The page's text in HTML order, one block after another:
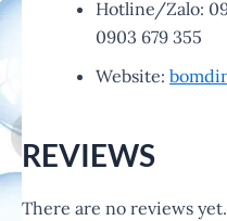
Hotline/Zalo:
0903 679 355
Website:
REVIEWS
There are no reviews yet.